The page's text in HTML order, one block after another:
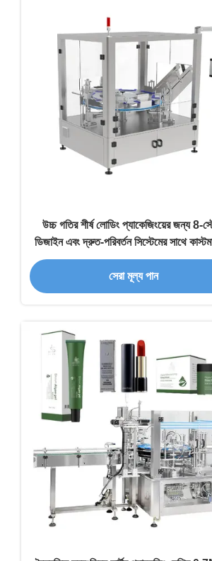
উচ্চ গতির শীর্ষ লোডিং প্যাকেজিংয়ের জন্য 8-
ডিজাইন এবং দ্রুত-পরিবর্তন সিস্টেমের সাথে
কার্টনিং মেশিন
সেরা মূল্য পান